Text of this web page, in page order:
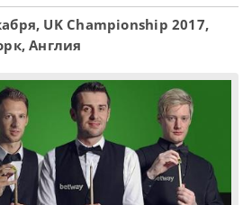
UK Championship 2017,
Англия